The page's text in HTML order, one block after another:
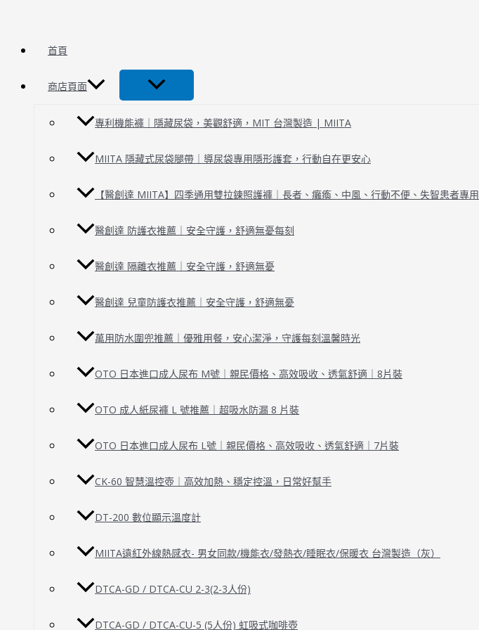
首頁
商店頁面
專利機能褲｜隱藏尿袋，美觀舒適，MIT 台灣製造 | MIITA
MIITA 隱藏式尿袋腿帶｜導尿袋專用隱形護套，行動自在更安心
【醫創達 MIITA】四季通用雙拉鍊照護褲｜長者、癱瘓、中風、行動不便、失智患者專用
醫創達 防護衣推薦｜安全守護，舒適無憂每刻
醫創達 隔離衣推薦｜安全守護，舒適無憂
醫創達 兒童防護衣推薦｜安全守護，舒適無憂
萬用防水圍兜推薦｜優雅用餐，安心潔淨，守護每刻溫馨時光
OTO 日本進口成人尿布 M號｜親民價格、高效吸收、透氣舒適｜8片裝
OTO 成人紙尿褲 L 號推薦｜超吸水防漏 8 片裝
OTO 日本進口成人尿布 L號｜親民價格、高效吸收、透氣舒適｜7片裝
CK-60 智慧溫控壺｜高效加熱、穩定控溫，日常好幫手
DT-200 數位顯示溫度計
MIITA遠紅外線熱感衣- 男女同款/機能衣/發熱衣/睡眠衣/保暖衣 台灣製造（灰）
DTCA-GD / DTCA-CU 2-3(2-3人份)
DTCA-GD / DTCA-CU-5 (5人份) 虹吸式咖啡壺